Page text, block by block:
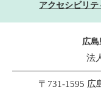
アクセシビリテ
広島
法
〒731-1595 広